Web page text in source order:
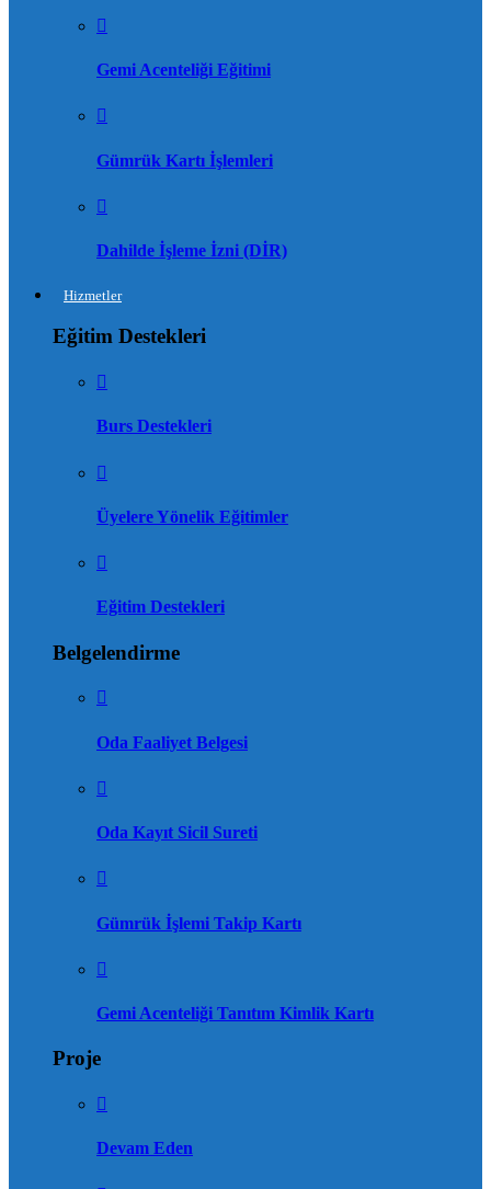
Gemi Acenteliği Eğitimi
Gümrük Kartı İşlemleri
Dahilde İşleme İzni (DİR)
Hizmetler
Eğitim Destekleri
Burs Destekleri
Üyelere Yönelik Eğitimler
Eğitim Destekleri
Belgelendirme
Oda Faaliyet Belgesi
Oda Kayıt Sicil Sureti
Gümrük İşlemi Takip Kartı
Gemi Acenteliği Tanıtım Kimlik Kartı
Proje
Devam Eden